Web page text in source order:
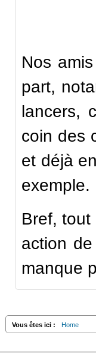
Nos
part,
lancers,
coin des
et déjà
exemple.
Bref,
action
manque
Vous êtes ici : Home